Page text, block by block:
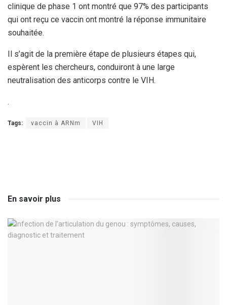
clinique de phase 1 ont montré que 97% des participants
qui ont reçu ce vaccin ont montré la réponse immunitaire
souhaitée.
Il s’agit de la première étape de plusieurs étapes qui,
espèrent les chercheurs, conduiront à une large
neutralisation des anticorps contre le VIH.
.
Tags: vaccin à ARNm VIH
En savoir plus